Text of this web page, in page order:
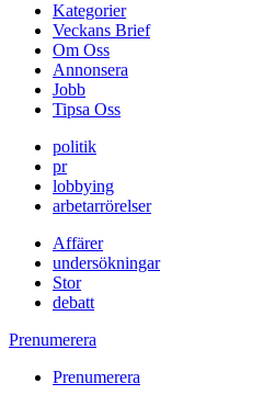
Kategorier
Veckans Brief
Om Oss
Annonsera
Jobb
Tipsa Oss
politik
pr
lobbying
arbetarrörelser
Affärer
undersökningar
Stor
debatt
Prenumerera
Prenumerera